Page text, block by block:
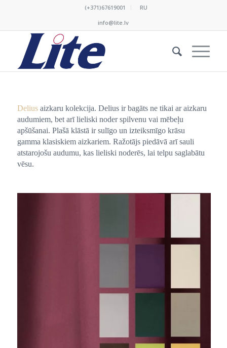
(+371)67619001
RU
info@lite.lv
Deliusaizkaru kolekcija. Delius ir bagāts ne tikai ar aizkaru
audumiem, bet arī lieliski noder spilvenu vai mēbeļu
apšūšanai. Plašā klāstā ir sulīgo un izteiksmīgo krāsu
gamma klasiskiem aizkariem. Ražotājs piedāvā arī sauli
atstarojošu audumu, kas lieliski noderēs, lai telpu saglabātu
vēsu.